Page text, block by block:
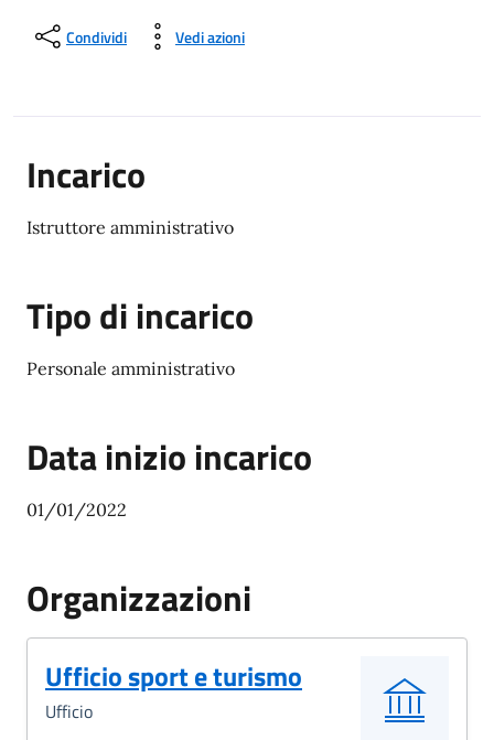
Condividi Vedi azioni
Incarico
Istruttore amministrativo
Tipo di incarico
Personale amministrativo
Data inizio incarico
01/01/2022
Organizzazioni
Ufficio sport e turismo
Ufficio